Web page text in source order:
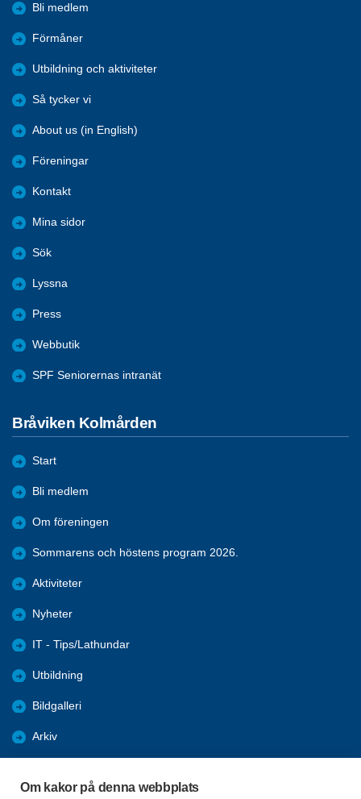
Om kakor på denna webbplats
Bli medlem
Förmåner
Utbildning och aktiviteter
Så tycker vi
About us (in English)
Föreningar
Kontakt
Mina sidor
Sök
Lyssna
Press
Webbutik
SPF Seniorernas intranät
Bråviken Kolmården
Start
Bli medlem
Om föreningen
Sommarens och höstens program 2026.
Aktiviteter
Nyheter
IT - Tips/Lathundar
Utbildning
Bildgalleri
Arkiv